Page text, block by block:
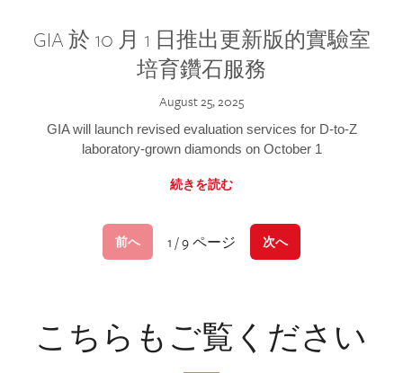
GIA 於 10 月 1 日推出更新版的實驗室
培育鑽石服務
August 25, 2025
GIA will launch revised evaluation services for D-to-Z
laboratory-grown diamonds on October 1
続きを読む
前へ 1 / 9 ページ 次へ
こちらもご覧ください